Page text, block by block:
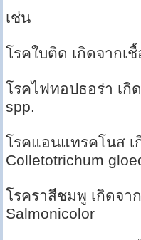
เช่น
โรคใบติด เกิดจากเ
โรคไฟทอปธอร่า เกิ
spp.
โรคแอนแทรคโนส เ
Colletotrichum
โรคราสีชมพู เกิดจา
Salmonicolor